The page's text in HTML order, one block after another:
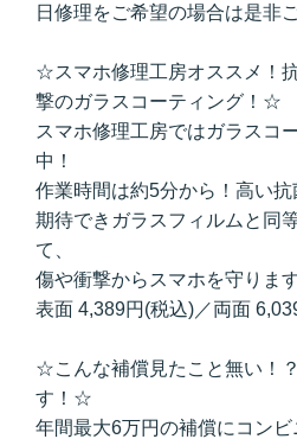
日修理をご希望の場合は是非
☆スマホ修理工房オススメ！
撃のガラスコーティング！☆
スマホ修理工房ではガラスコ
中！
作業時間は約5分から！高い
期待できガラスフィルムと同
て、
傷や衝撃からスマホを守ります
表面 4,389円(税込)／両面
☆こんな補償見たこと無い！
す！☆
年間最大6万円の補償にコン